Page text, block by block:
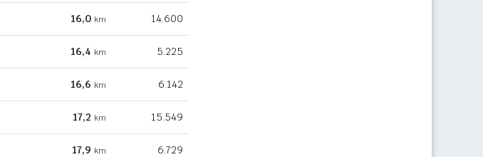
16,0 km 14.600
16,4 km 5.225
16,6 km 6.142
17,2 km 15.549
17,9 km 6.729